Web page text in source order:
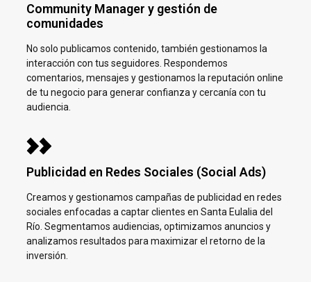
Community Manager y gestión de
comunidades
No solo publicamos contenido, también gestionamos la
interacción con tus seguidores. Respondemos
comentarios, mensajes y gestionamos la reputación online
de tu negocio para generar confianza y cercanía con tu
audiencia.
Publicidad en Redes Sociales (Social Ads)
Creamos y gestionamos campañas de publicidad en redes
sociales enfocadas a captar clientes en Santa Eulalia del
Río. Segmentamos audiencias, optimizamos anuncios y
analizamos resultados para maximizar el retorno de la
inversión.